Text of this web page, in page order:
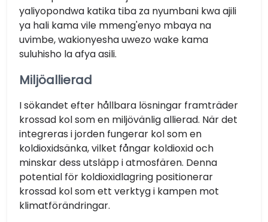
yaliyopondwa katika tiba za nyumbani kwa ajili
ya hali kama vile mmeng'enyo mbaya na
uvimbe, wakionyesha uwezo wake kama
suluhisho la afya asili.
Miljöallierad
I sökandet efter hållbara lösningar framträder
krossad kol som en miljövänlig allierad. När det
integreras i jorden fungerar kol som en
koldioxidsänka, vilket fångar koldioxid och
minskar dess utsläpp i atmosfären. Denna
potential för koldioxidlagring positionerar
krossad kol som ett verktyg i kampen mot
klimatförändringar.